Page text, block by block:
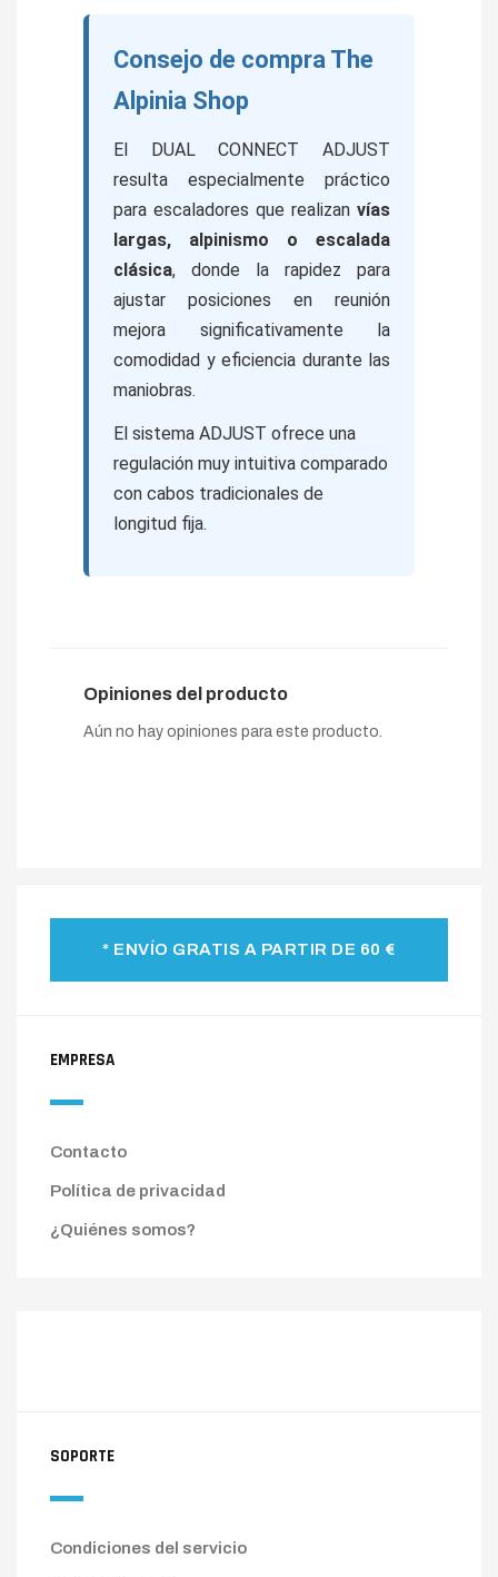
Consejo de compra The
Alpinia Shop
El DUAL CONNECT ADJUST
resulta especialmente práctico
para escaladores que realizan vías
largas, alpinismo o escalada
clásica, donde la rapidez para
ajustar posiciones en reunión
mejora significativamente la
comodidad y eficiencia durante las
maniobras.
El sistema ADJUST ofrece una
regulación muy intuitiva comparado
con cabos tradicionales de
longitud fija.
Opiniones del producto
Aún no hay opiniones para este producto.
* ENVÍO GRATIS A PARTIR DE 60 €
EMPRESA
Contacto
Política de privacidad
¿Quiénes somos?
SOPORTE
Condiciones del servicio